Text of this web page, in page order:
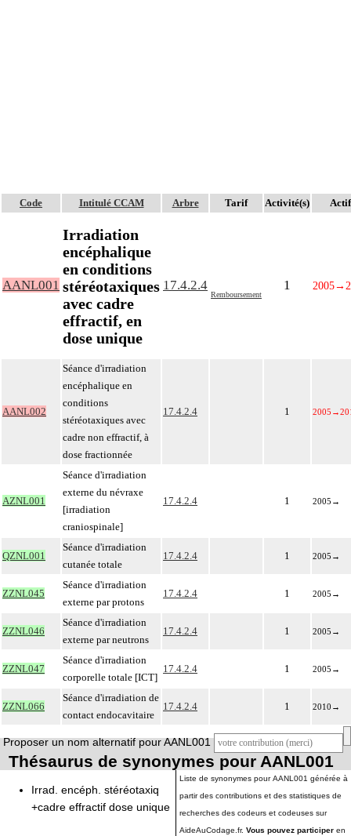
Code Intitulé CCAM Arbre Tarif Activité(s) Actif
AANL001
Irradiation
encéphalique
en conditions
stéréotaxiques
avec cadre
effractif, en
dose unique
17.4.2.4
Remboursement
1 2005→
AANL002
Séance d'irradiation
encéphalique en
conditions
stéréotaxiques avec
cadre non effractif, à
dose fractionnée
17.4.2.4 1 2005 →
AZNL001
Séance d'irradiation
externe du névraxe
[irradiation
craniospinale]
17.4.2.4 1 2005 →
QZNL001
Séance d'irradiation
cutanée totale
17.4.2.4 1 2005 →
ZZNL045
Séance d'irradiation
externe par protons
17.4.2.4 1 2005 →
ZZNL046
Séance d'irradiation
externe par neutrons
17.4.2.4 1 2005 →
ZZNL047
Séance d'irradiation
corporelle totale [ICT]
17.4.2.4 1 2005 →
ZZNL066
Séance d'irradiation de
contact endocavitaire
17.4.2.4 1 2010 →
Proposer un nom alternatif pour AANL001
Thésaurus de synonymes pour AANL001
Irrad. encéph. stéréotaxiq
+cadre effractif dose unique
Liste de synonymes pour AANL001 générée à
partir des contributions et des statistiques de
recherches des codeurs et codeuses sur
AideAuCodage.fr. Vous pouvez participer en